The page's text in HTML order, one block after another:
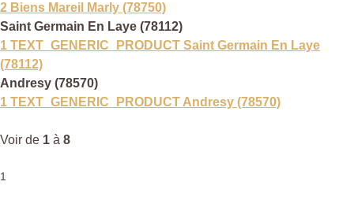
2 Biens Mareil Marly (78750)
Saint Germain En Laye (78112)
1 TEXT_GENERIC_PRODUCT Saint Germain En Laye
(78112)
Andresy (78570)
1 TEXT_GENERIC_PRODUCT Andresy (78570)
Voir de 1 à 8
1